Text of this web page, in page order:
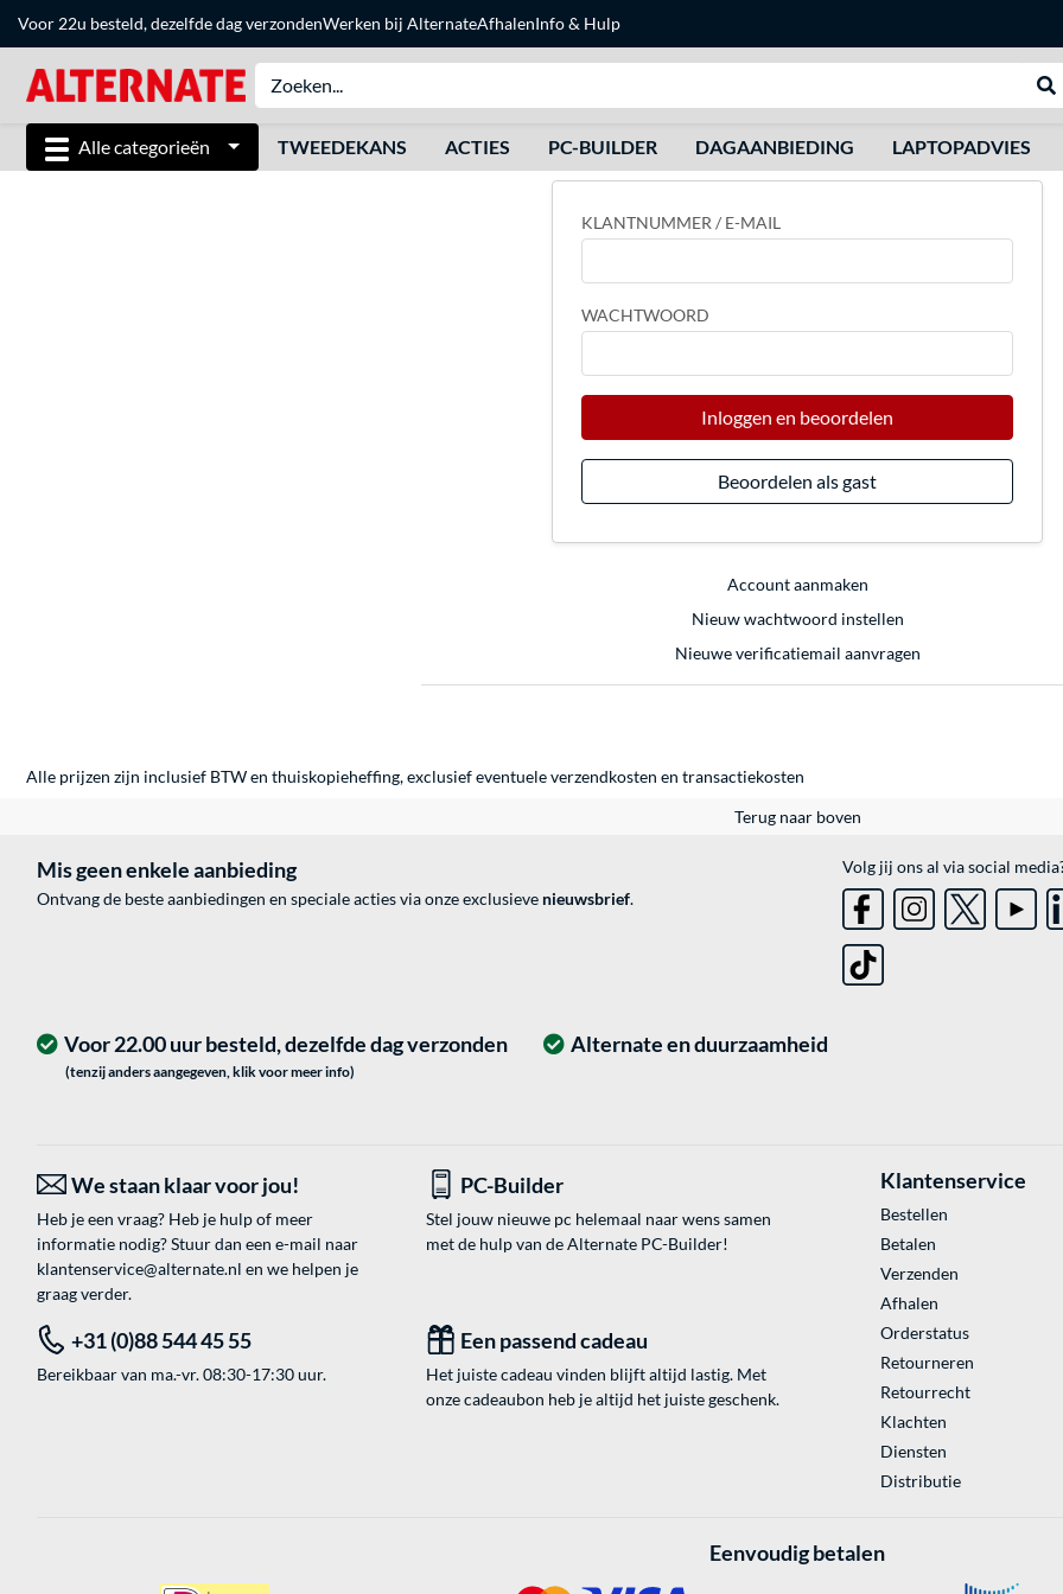
Voor 22u besteld, dezelfde dag verzondenWerken bij AlternateAfhalenInfo & Hulp
Alle categorieën TWEEDEKANS ACTIES PC-BUILDER DAGAANBIEDING LAPTOPADVIES
KLANTNUMMER / E-MAIL
WACHTWOORD
Inloggen en beoordelen
Beoordelen als gast
Account aanmaken
Nieuw wachtwoord instellen
Nieuwe verificatiemail aanvragen
Alle prijzen zijn inclusief BTW en thuiskopieheffing, exclusief eventueleverzendkosten en transactiekosten
Terug naar boven
Mis geen enkele aanbieding
Ontvang de beste aanbiedingen en speciale acties via onze exclusieve nieuwsbrief.
Volg jij ons al via social
Alternate en duurzaamheid
Voor 22.00 uur besteld, dezelfde dag verzonden
(tenzij anders aangegeven, klik voor meer info)
We staan klaar voor jou!
Heb je een vraag? Heb je hulp of meer
informatie nodig? Stuur dan een e-mail naar
klantenservice@alternate.nl en we helpen je
graag verder.
PC-Builder
Stel jouw nieuwe pc helemaal naar wens samen
met de hulp van de Alternate PC-Builder!
+31 (0)88 544 45 55
Bereikbaar van ma.-vr. 08:30-17:30 uur.
Een passend cadeau
Het juiste cadeau vinden blijft altijd lastig. Met
onze cadeaubon heb je altijd het juiste geschenk.
Klantenservice
Bestellen
Betalen
Verzenden
Afhalen
Orderstatus
Retourneren
Retourrecht
Klachten
Diensten
Distributie
Eenvoudig betalen